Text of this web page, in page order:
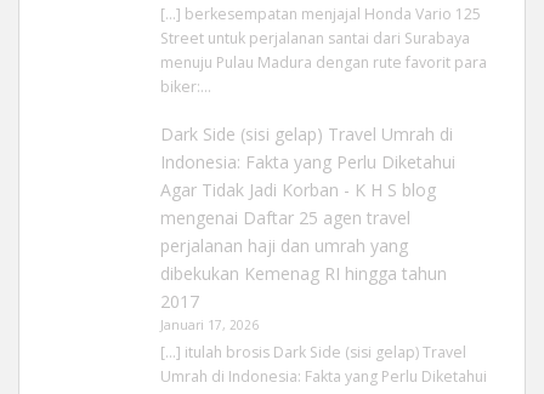
[…] berkesempatan menjajal Honda Vario 125
Street untuk perjalanan santai dari Surabaya
menuju Pulau Madura dengan rute favorit para
biker:…
Dark Side (sisi gelap) Travel Umrah di
Indonesia: Fakta yang Perlu Diketahui
Agar Tidak Jadi Korban - K H S blog
mengenai Daftar 25 agen travel
perjalanan haji dan umrah yang
dibekukan Kemenag RI hingga tahun
2017
Januari 17, 2026
[…] itulah brosis Dark Side (sisi gelap) Travel
Umrah di Indonesia: Fakta yang Perlu Diketahui